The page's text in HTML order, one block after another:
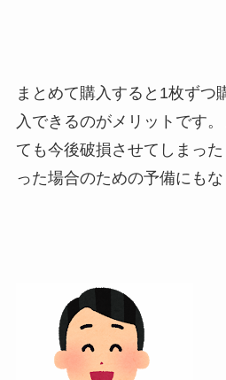
まとめて購入すると1枚ずつ
入できるのがメリットです
ても今後破損させてしまっ
った場合のための予備にもな